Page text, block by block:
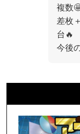
複数
差枚
台🔥
今後